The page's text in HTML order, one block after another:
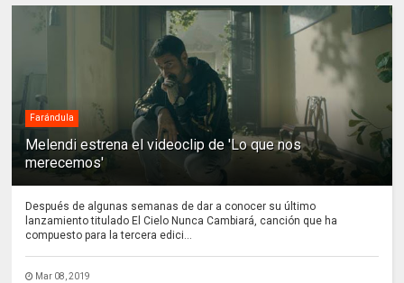
Farándula
Melendi estrena el videoclip de 'Lo que nos
merecemos'
Después de algunas semanas de dar a conocer su último
lanzamiento titulado El Cielo Nunca Cambiará, canción que ha
compuesto para la tercera edici...
Mar 08, 2019